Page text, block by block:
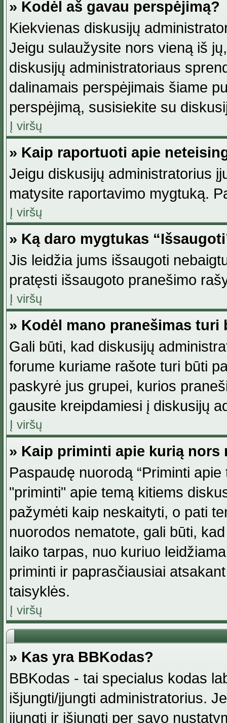
» Kodėl aš gavau perspėjimą?
Kiekvienas diskusijų
Jeigu sulaužysite nors vieną iš
diskusijų administratoriaus
dalinamais perspėjimais šiame
perspėjimą, susisiekite su
Į viršų
» Kaip raportuoti apie
Jeigu diskusijų administratorius
matysite raportavimo mygtuką.
Į viršų
» Ką daro mygtukas
Jis leidžia jums išsaugoti
pratęsti išsaugoto pranešimo
Į viršų
» Kodėl mano pranešimas
Gali būti, kad diskusijų
forume kuriame rašote turi būti
paskyrė jus grupei, kurios
gausite kreipdamiesi į diskusijų
Į viršų
» Kaip priminti apie kurią nors
Paspaudę nuorodą “Priminti
"priminti" apie temą kitiems
pažymėti kaip neskaityti, o pati
nuorodos nematote, gali būti,
laiko tarpas, nuo kuriuo
priminti ir paprasčiausiai
taisyklės.
Į viršų
» Kas yra BBKodas?
BBKodas - tai specialus kodas
išjungti/įjungti administratorius.
įjungti ir išjungti per savo